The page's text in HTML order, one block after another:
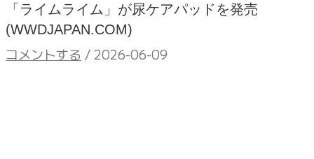
「ライムライム」が尿ケアパッドを発売
(WWDJAPAN.COM)
コメントする / 2026-06-09